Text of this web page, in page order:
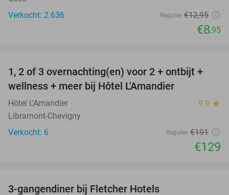
Verkocht: 2.636
Regulier €12,95
€8,95
32%
TODAY
1, 2 of 3 overnachting(en) voor 2 + ontbijt +
wellness + meer bij Hôtel L'Amandier
Hôtel L'Amandier 9.9 star
Libramont-Chevigny
Verkocht: 6
Regulier €191
€129
3-gangendiner bij Fletcher Hotels